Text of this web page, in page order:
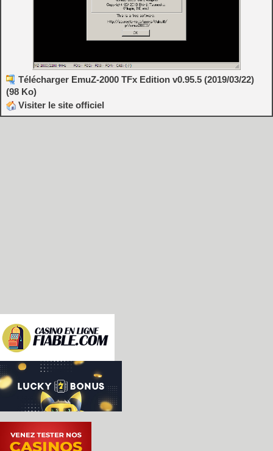
Télécharger EmuZ-2000 TFx Edition v0.95.5 (2019/03/22)
(98 Ko)
Visiter le site officiel